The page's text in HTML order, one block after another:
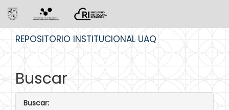
REPOSITORIO INSTITUCIONAL UAQ
Buscar
Buscar: